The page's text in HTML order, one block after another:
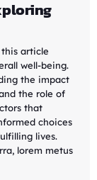
article
well-being.
the impact
the role of
that
choices
lives.
lorem metus